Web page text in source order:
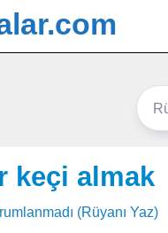
keçi almak
(Rüyanı Yaz)